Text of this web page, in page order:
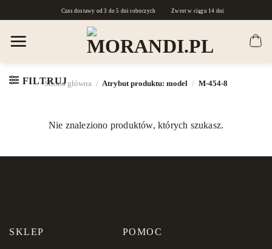
to
content
Czas dostawy od 3 do 5 dni roboczych Zwrot w ciągu 14 dni
Strona główna / Atrybut produktu: model / M-454-8
FILTRUJ
Nie znaleziono produktów, których szukasz.
SKLEP POMOC